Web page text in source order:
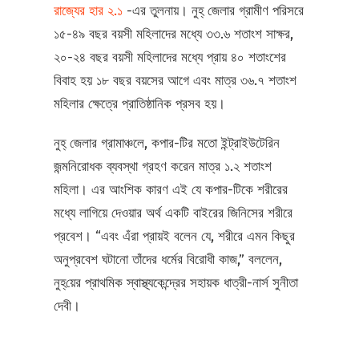
রাজ্যের হার ২.১ -এর তুলনায়। নুহ্‌ জেলার গ্রামীণ পরিসরে
১৫-৪৯ বছর বয়সী মহিলাদের মধ্যে ৩৩.৬ শতাংশ সাক্ষর,
২০-২৪ বছর বয়সী মহিলাদের মধ্যে প্রায় ৪০ শতাংশের
বিবাহ হয় ১৮ বছর বয়সের আগে এবং মাত্র ৩৬.৭ শতাংশ
মহিলার ক্ষেত্রে প্রাতিষ্ঠানিক প্রসব হয়।
নুহ্‌ জেলার গ্রামাঞ্চলে, কপার-টির মতো ইন্ট্রাইউটেরিন
জন্মনিরোধক ব্যবস্থা গ্রহণ করেন মাত্র ১.২ শতাংশ
মহিলা। এর আংশিক কারণ এই যে কপার-টিকে শরীরের
মধ্যে লাগিয়ে দেওয়ার অর্থ একটি বাইরের জিনিসের শরীরে
প্রবেশ। “এবং এঁরা প্রায়ই বলেন যে, শরীরে এমন কিছুর
অনুপ্রবেশ ঘটানো তাঁদের ধর্মের বিরোধী কাজ,” বললেন,
নুহ্‌য়ের প্রাথমিক স্বাস্থ্যকেন্দ্রের সহায়ক ধাত্রী-নার্স সুনীতা
দেবী।